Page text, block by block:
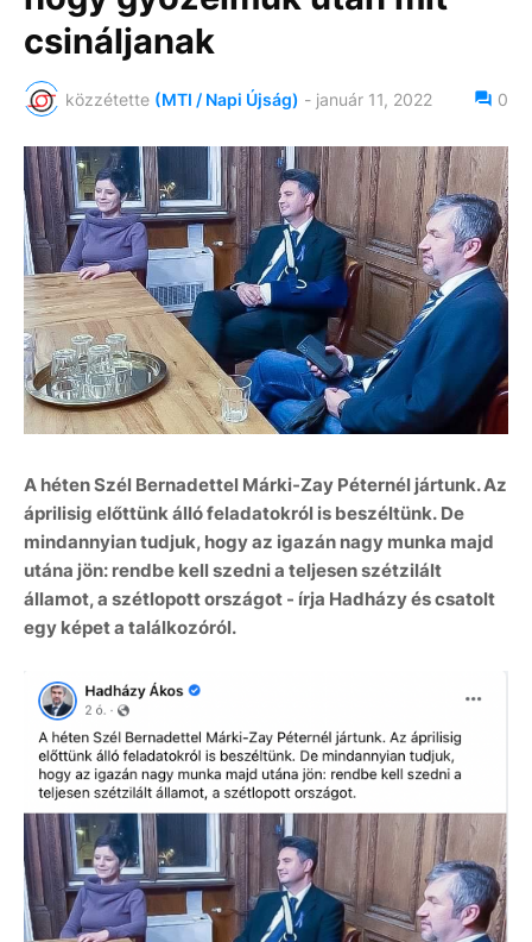
csináljanak
közzétette (MTI / Napi Újság) - január 11, 2022 0
A héten Szél Bernadettel Márki-Zay Péternél jártunk. Az
áprilisig előttünk álló feladatokról is beszéltünk. De
mindannyian tudjuk, hogy az igazán nagy munka majd
utána jön: rendbe kell szedni a teljesen szétzilált
államot, a szétlopott országot - írja Hadházy és csatolt
egy képet a találkozóról.